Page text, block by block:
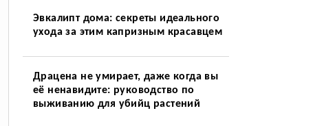
Эвкалипт дома: секреты идеального
ухода за этим капризным красавцем
Драцена не умирает, даже когда вы
её ненавидите: руководство по
выживанию для убийц растений